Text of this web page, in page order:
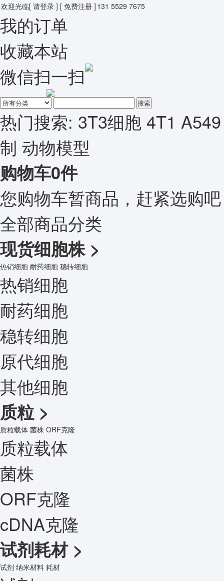
欢迎光临[ 请登录 ] [ 免费注册 ] 131 5529 7675
我的订单
收藏本站
微信扫一扫
搜索
热门搜索: 3T3细胞 4T1 A549
制 动物模型
购物车0件
您购物车暂商品，赶紧选购
全部商品分类
现货细胞株 >
热销细胞 耐药细胞 稳转细胞
热销细胞
耐药细胞
稳转细胞
原代细胞
其他细胞
质粒 >
质粒载体 菌株 ORF克隆
质粒载体
菌株
ORF克隆
cDNA克隆
试剂耗材 >
试剂 纳米材料 耗材